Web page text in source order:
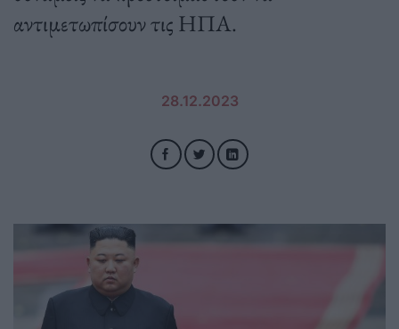
αντιμετωπίσουν τις ΗΠΑ.
28.12.2023